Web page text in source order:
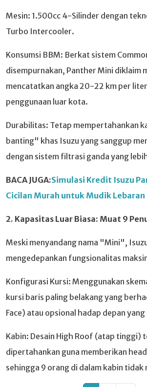
Mesin: 1.500cc 4-Silinder dengan
Turbo Intercooler.
Konsumsi BBM: Berkat sistem
disempurnakan, Panther Mini diklaim
mencatatkan angka 20-22 km per
penggunaan luar kota.
Durabilitas: Tetap mempertahankan
banting" khas Isuzu yang sanggup
dengan sistem filtrasi ganda yang
BACA JUGA:Simulasi Kredit Isuzu
Cicilan Murah untuk Mudik Lebaran
2. Kapasitas Luar Biasa: Muat 9
Meski menyandang nama "Mini",
mengedepankan fungsionalitas
Konfigurasi Kursi: Menggunakan
kursi baris paling belakang yang
Face) atau opsional hadap depan
Kabin: Desain High Roof (atap tinggi)
dipertahankan guna memberikan
sehingga 9 orang di dalam kabin tidak